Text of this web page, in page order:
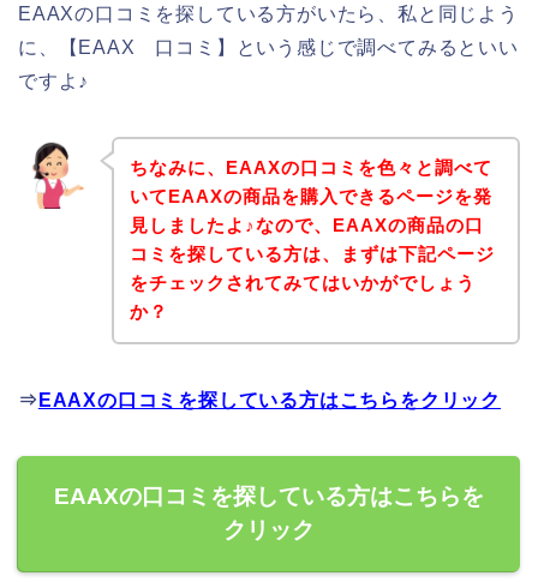
EAAXの口コミを探している方がいたら、私と同じよう
に、【EAAX 口コミ】という感じで調べてみるといい
ですよ♪
ちなみに、EAAXの口コミを色々と調べて
いてEAAXの商品を購入できるページを発
見しましたよ♪なので、EAAXの商品の口
コミを探している方は、まずは下記ページ
をチェックされてみてはいかがでしょう
か？
⇒ EAAXの口コミを探している方はこちらをクリック
EAAXの口コミを探している方はこちらを
クリック